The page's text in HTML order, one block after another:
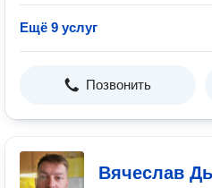
Ещё 9 услуг
Позвонить
Вячеслав